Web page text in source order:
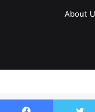
About